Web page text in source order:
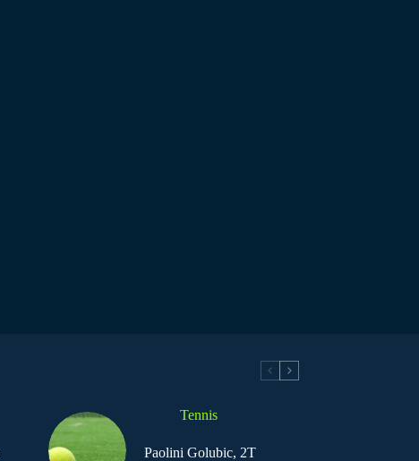
Tennis
Paolini Golubic, 2T